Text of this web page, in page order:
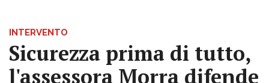
INTERVENTO
Sicurezza prima di tutto,
l'assessora Morra difende